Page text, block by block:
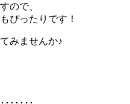
ので、
ぴったりです！
みませんか♪